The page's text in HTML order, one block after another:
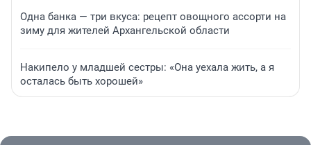
Одна банка — три вкуса: рецепт овощного ассорти на
зиму для жителей Архангельской области
Накипело у младшей сестры: «Она уехала жить, а я
осталась быть хорошей»